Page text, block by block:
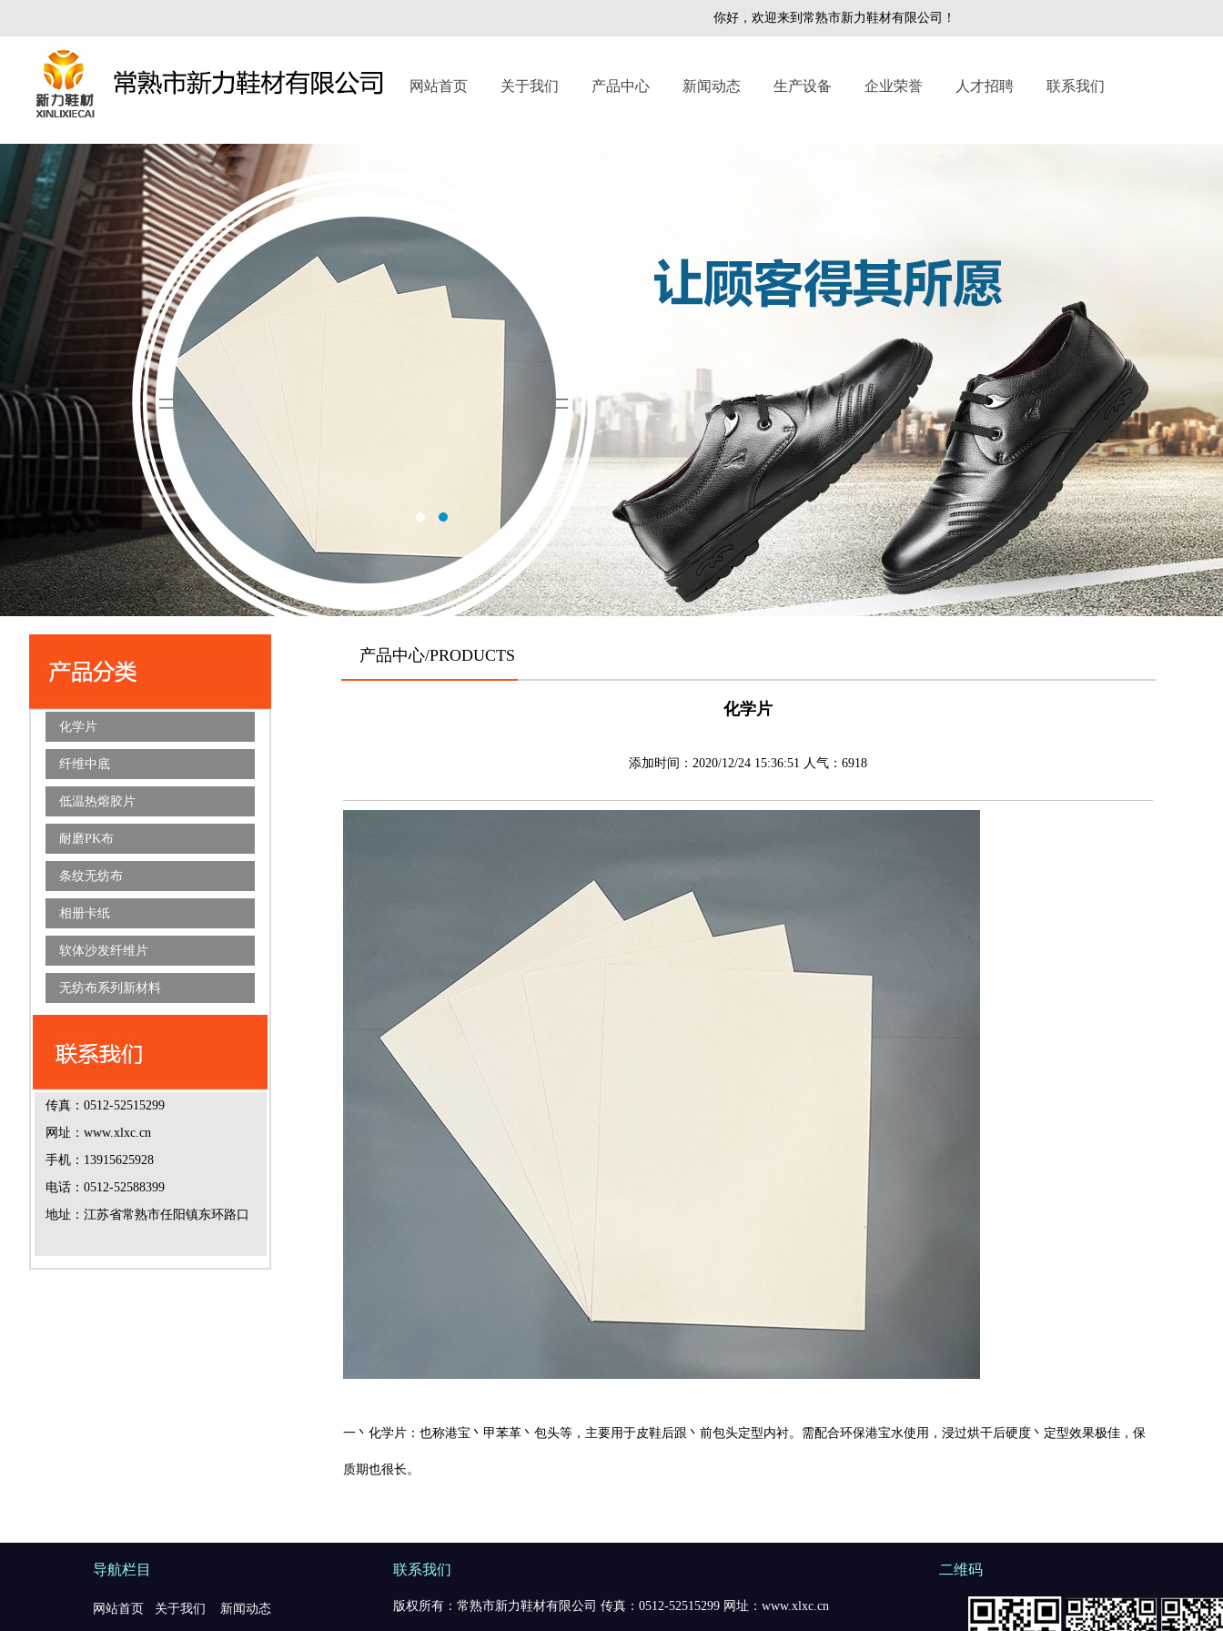
你好，欢迎来到常熟市新力鞋材有限公司！
网站首页 关于我们 产品中心 新闻动态 生产设备 企业荣誉 人才招聘 联系我们
化学片
纤维中底
低温热熔胶片
耐磨PK布
条纹无纺布
相册卡纸
软体沙发纤维片
无纺布系列新材料
传真：0512-52515299
网址：www.xlxc.cn
手机：13915625928
电话：0512-52588399
地址：江苏省常熟市任阳镇东环路口
产品中心/PRODUCTS
化学片
添加时间：2020/12/24 15:36:51 人气：6918
一丶化学片：也称港宝丶甲苯革丶包头等，主要用于皮鞋后跟丶前包头定型内衬。需配合环保港宝水使用，浸过烘干后硬度丶定型效果极佳，保
质期也很长。
导航栏目
网站首页 关于我们 新闻动态
二维码
联系我们
版权所有：常熟市新力鞋材有限公司 传真：0512-52515299 网址：www.xlxc.cn